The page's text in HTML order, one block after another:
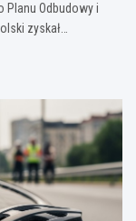
Planu Odbudowy i
zyskał…